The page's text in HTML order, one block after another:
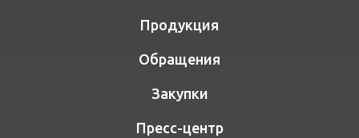
Продукция
Обращения
Закупки
Пресс-центр